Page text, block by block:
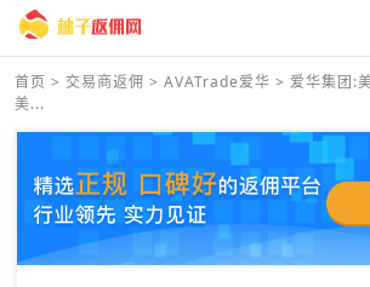
首页 > 交易商返佣 > AVATrade爱华 > 爱华集团:
美...